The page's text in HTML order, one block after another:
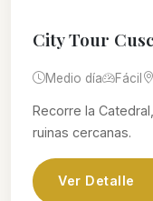
City Tour
Medio día Fácil
Recorre la
ruinas cercanas.
Ver Detalle